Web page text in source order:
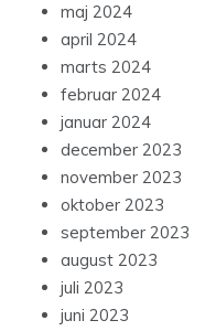
maj 2024
april 2024
marts 2024
februar 2024
januar 2024
december 2023
november 2023
oktober 2023
september 2023
august 2023
juli 2023
juni 2023